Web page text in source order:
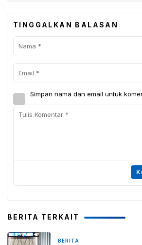
TINGGALKAN BALASAN
Simpan nama dan email untuk
BERITA TERKAIT
BERITA